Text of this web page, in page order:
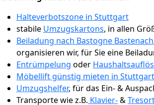
Halteverbotszone in Stuttgart
stabile Umzugskartons, in allen
Beiladung nach Bastogne Bastenach
organisieren wir, für Sie eine
Entrümpelung oder
Möbellift günstig mieten in Stuttgart
Umzugshelfer, für das Ein- &
Transporte wie z.B. Klavier-&